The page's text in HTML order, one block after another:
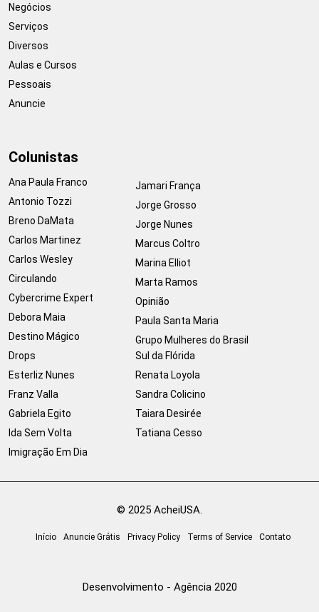
Negócios
Serviços
Diversos
Aulas e Cursos
Pessoais
Anuncie
Colunistas
Ana Paula Franco
Antonio Tozzi
Breno DaMata
Carlos Martinez
Carlos Wesley
Circulando
Cybercrime Expert
Debora Maia
Destino Mágico
Drops
Esterliz Nunes
Franz Valla
Gabriela Egito
Ida Sem Volta
Imigração Em Dia
Jamari França
Jorge Grosso
Jorge Nunes
Marcus Coltro
Marina Elliot
Marta Ramos
Opinião
Paula Santa Maria
Grupo Mulheres do Brasil
Sul da Flórida
Renata Loyola
Sandra Colicino
Taiara Desirée
Tatiana Cesso
© 2025 AcheiUSA.
Início Anuncie Grátis Privacy Policy Terms of Service Contato
Desenvolvimento - Agência 2020